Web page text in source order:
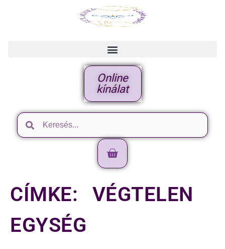
Online
kínálat
CÍMKE: VÉGTELEN
EGYSÉG